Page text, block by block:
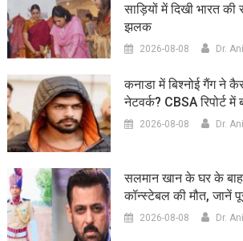
साड़ियों में दिखी भारत
झलक
2026-08-08 Dr.
कनाडा में बिश्नोई गैंग ने
नेटवर्क? CBSA रिपोर्ट
2026-08-08 Dr.
सलमान खान के घर के
कॉन्स्टेबल की मौत, जानें
2026-08-08 Dr.